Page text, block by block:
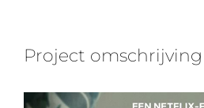
Project omschrijving